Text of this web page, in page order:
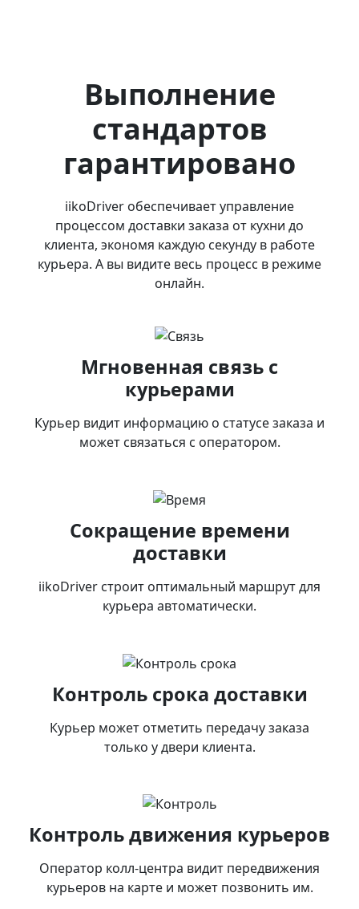
Выполнение
стандартов
гарантировано
iikoDriver обеспечивает управление
процессом доставки заказа от кухни до
клиента, экономя каждую секунду в работе
курьера. А вы видите весь процесс в режиме
онлайн.
Мгновенная связь с
курьерами
Курьер видит информацию о статусе заказа и
может связаться с оператором.
Сокращение времени
доставки
iikoDriver строит оптимальный маршрут для
курьера автоматически.
Контроль срока доставки
Курьер может отметить передачу заказа
только у двери клиента.
Контроль движения курьеров
Оператор колл-центра видит передвижения
курьеров на карте и может позвонить им.